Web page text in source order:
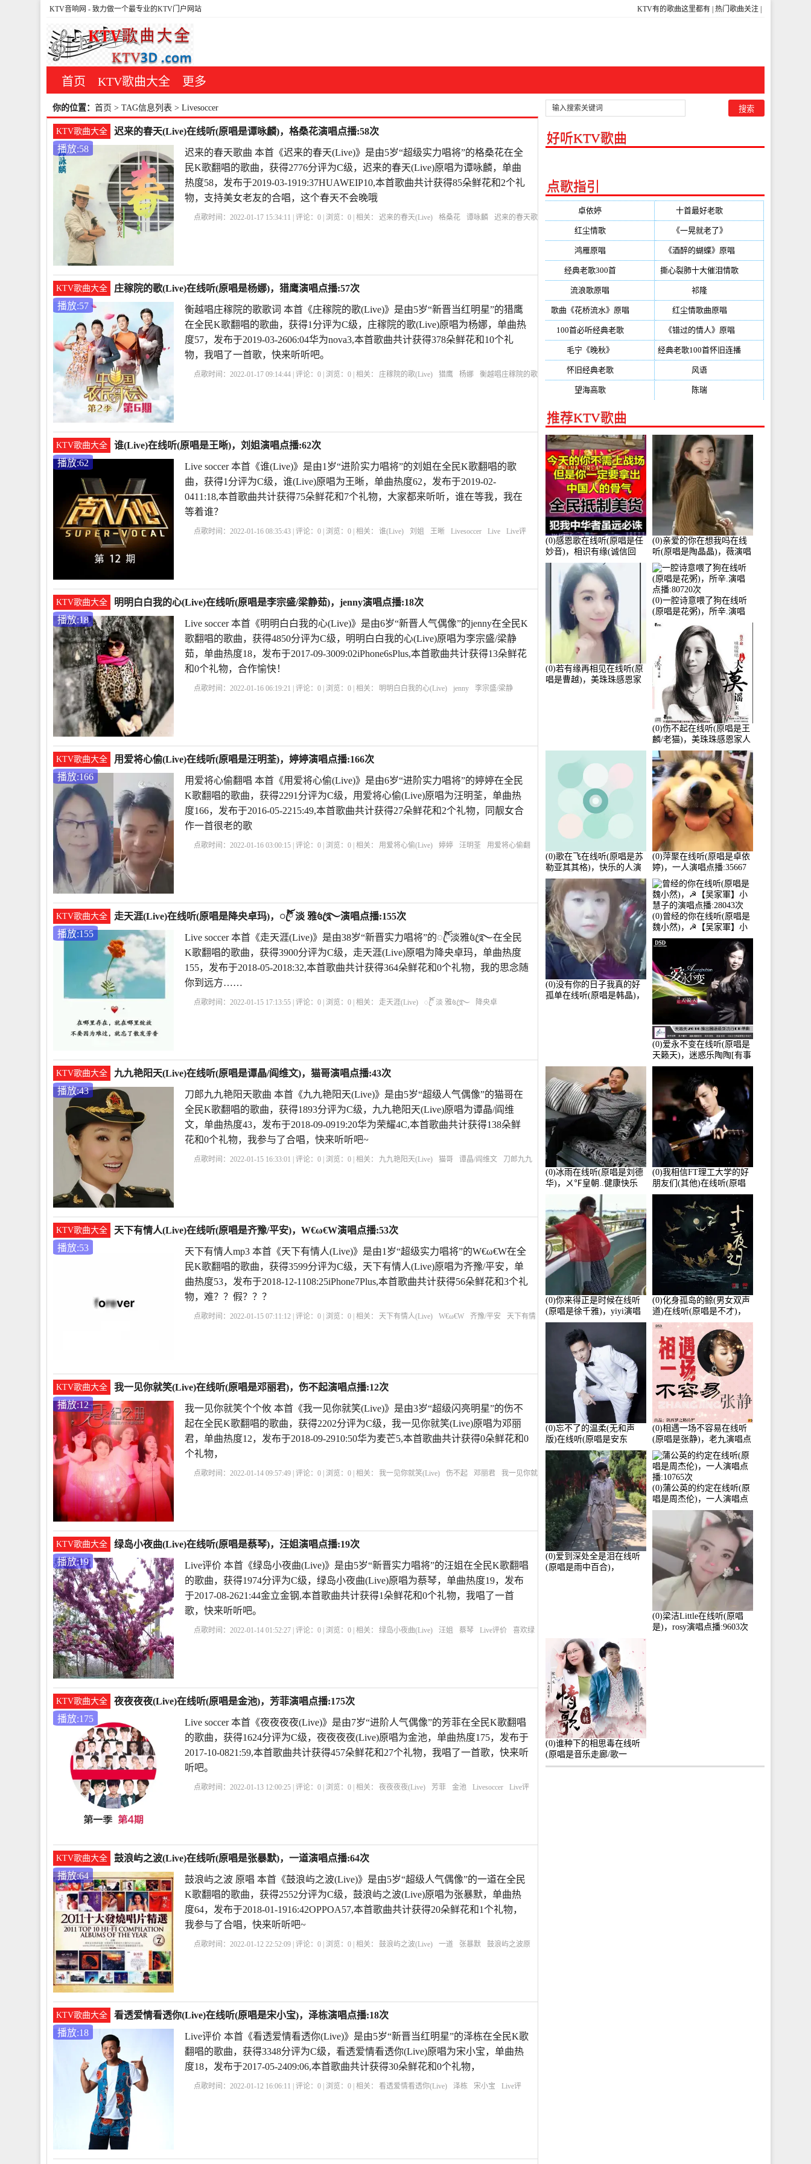
KTV有的歌曲这里都有 热门歌曲关注
KTV音响网 - 致力做一个最专业的KTV门户网站
首页 KTV歌曲大全 更多
你的位置： 首页 > TAG信息列表 > Livesoccer
KTV歌曲大全
迟来的春天(Live)在线听(原唱是谭咏麟)，格桑花演唱点播:58次
播放:58
迟来的春天歌曲 本首《迟来的春天(Live)》是由5岁“超级实力唱将”的格桑花在全
民K歌翻唱的歌曲，获得2776分评为C级，迟来的春天(Live)原唱为谭咏麟，单曲
热度58，发布于2019-03-1919:37HUAWEIP10,本首歌曲共计获得85朵鲜花和2个礼
物，支持美女老友的合唱，这个春天不会晚哦
点歌时间：2022-01-17 15:34:11 | 评论：0 | 浏览：0 | 相关： 迟来的春天(Live) 格桑花 谭咏麟
迟来的春天歌
KTV歌曲大全
庄稼院的歌(Live)在线听(原唱是杨娜)，猎鹰演唱点播:57次
播放:57
衡越唱庄稼院的歌歌词 本首《庄稼院的歌(Live)》是由5岁“新晋当红明星”的猎鹰
在全民K歌翻唱的歌曲，获得1分评为C级，庄稼院的歌(Live)原唱为杨娜，单曲热
度57，发布于2019-03-2606:04华为nova3,本首歌曲共计获得378朵鲜花和10个礼
物，我唱了一首歌，快来听听吧。
点歌时间：2022-01-17 09:14:44 | 评论：0 | 浏览：0 | 相关： 庄稼院的歌(Live) 猎鹰 杨娜
衡越唱庄稼院的歌
KTV歌曲大全
谁(Live)在线听(原唱是王晰)，刘姐演唱点播:62次
播放:62
Live soccer 本首《谁(Live)》是由1岁“进阶实力唱将”的刘姐在全民K歌翻唱的歌
曲，获得1分评为C级，谁(Live)原唱为王晰，单曲热度62，发布于2019-02-
0411:18,本首歌曲共计获得75朵鲜花和7个礼物，大家都来听听，谁在等我，我在
等着谁？
点歌时间：2022-01-16 08:35:43 | 评论：0 | 浏览：0 | 相关： 谁(Live) 刘姐 王晰 Livesoccer Live
Live评
KTV歌曲大全
明明白白我的心(Live)在线听(原唱是李宗盛/梁静茹)，jenny演唱点播:18次
播放:18
Live soccer 本首《明明白白我的心(Live)》是由6岁“新晋人气偶像”的jenny在全民K
歌翻唱的歌曲，获得4850分评为C级，明明白白我的心(Live)原唱为李宗盛/梁静
茹，单曲热度18，发布于2017-09-3009:02iPhone6sPlus,本首歌曲共计获得13朵鲜花
和0个礼物，合作愉快！
点歌时间：2022-01-16 06:19:21 | 评论：0 | 浏览：0 | 相关： 明明白白我的心(Live) jenny
李宗盛/梁静
KTV歌曲大全
用爱将心偷(Live)在线听(原唱是汪明荃)，婷婷演唱点播:166次
播放:166
用爱将心偷翻唱 本首《用爱将心偷(Live)》是由6岁“进阶实力唱将”的婷婷在全民
K歌翻唱的歌曲，获得2291分评为C级，用爱将心偷(Live)原唱为汪明荃，单曲热
度166，发布于2016-05-2215:49,本首歌曲共计获得27朵鲜花和2个礼物，同靓女合
作一首很老的歌
点歌时间：2022-01-16 03:00:15 | 评论：0 | 浏览：0 | 相关： 用爱将心偷(Live) 婷婷 汪明荃
用爱将心偷翻
KTV歌曲大全
走天涯(Live)在线听(原唱是降央卓玛)，ꦿ໊ོ 淡 雅꧔ꦿ࿐演唱点播:155次
播放:155
Live soccer 本首《走天涯(Live)》是由38岁“新晋实力唱将”的ꦿ໊ོ淡雅꧔ꦿ࿐在全民
K歌翻唱的歌曲，获得3900分评为C级，走天涯(Live)原唱为降央卓玛，单曲热度
155，发布于2018-05-2018:32,本首歌曲共计获得364朵鲜花和0个礼物，我的思念随
你到远方……
点歌时间：2022-01-15 17:13:55 | 评论：0 | 浏览：0 | 相关： 走天涯(Live) ꦿ໊ོ 淡 雅꧔ꦿ࿐
降央卓
KTV歌曲大全
九九艳阳天(Live)在线听(原唱是谭晶/阎维文)，猫哥演唱点播:43次
播放:43
刀郎九九艳阳天歌曲 本首《九九艳阳天(Live)》是由5岁“超级人气偶像”的猫哥在
全民K歌翻唱的歌曲，获得1893分评为C级，九九艳阳天(Live)原唱为谭晶/阎维
文，单曲热度43，发布于2018-09-0919:20华为荣耀4C,本首歌曲共计获得138朵鲜
花和0个礼物，我参与了合唱，快来听听吧~
点歌时间：2022-01-15 16:33:01 | 评论：0 | 浏览：0 | 相关： 九九艳阳天(Live) 猫哥 谭晶/阎维文
刀郎九九
KTV歌曲大全
天下有情人(Live)在线听(原唱是齐豫/平安)，W€ω€W演唱点播:53次
播放:53
天下有情人mp3 本首《天下有情人(Live)》是由1岁“超级实力唱将”的W€ω€W在全
民K歌翻唱的歌曲，获得3599分评为C级，天下有情人(Live)原唱为齐豫/平安，单
曲热度53，发布于2018-12-1108:25iPhone7Plus,本首歌曲共计获得56朵鲜花和3个礼
物，难？？假？？？
点歌时间：2022-01-15 07:11:12 | 评论：0 | 浏览：0 | 相关： 天下有情人(Live) W€ω€W 齐豫/平安
天下有情
KTV歌曲大全
我一见你就笑(Live)在线听(原唱是邓丽君)，伤不起演唱点播:12次
播放:12
我一见你就笑个个攸 本首《我一见你就笑(Live)》是由3岁“超级闪亮明星”的伤不
起在全民K歌翻唱的歌曲，获得2202分评为C级，我一见你就笑(Live)原唱为邓丽
君，单曲热度12，发布于2018-09-2910:50华为麦芒5,本首歌曲共计获得0朵鲜花和0
个礼物，
点歌时间：2022-01-14 09:57:49 | 评论：0 | 浏览：0 | 相关： 我一见你就笑(Live) 伤不起 邓丽君
我一见你就
KTV歌曲大全
绿岛小夜曲(Live)在线听(原唱是蔡琴)，汪姐演唱点播:19次
播放:19
Live评价 本首《绿岛小夜曲(Live)》是由5岁“新晋实力唱将”的汪姐在全民K歌翻唱
的歌曲，获得1974分评为C级，绿岛小夜曲(Live)原唱为蔡琴，单曲热度19，发布
于2017-08-2621:44金立金钢,本首歌曲共计获得1朵鲜花和0个礼物，我唱了一首
歌，快来听听吧。
点歌时间：2022-01-14 01:52:27 | 评论：0 | 浏览：0 | 相关： 绿岛小夜曲(Live) 汪姐 蔡琴 Live评价
喜欢绿
KTV歌曲大全
夜夜夜夜(Live)在线听(原唱是金池)，芳菲演唱点播:175次
播放:175
Live soccer 本首《夜夜夜夜(Live)》是由7岁“进阶人气偶像”的芳菲在全民K歌翻唱
的歌曲，获得1624分评为C级，夜夜夜夜(Live)原唱为金池，单曲热度175，发布于
2017-10-0821:59,本首歌曲共计获得457朵鲜花和27个礼物，我唱了一首歌，快来听
听吧。
点歌时间：2022-01-13 12:00:25 | 评论：0 | 浏览：0 | 相关： 夜夜夜夜(Live) 芳菲 金池 Livesoccer
Live评
KTV歌曲大全
鼓浪屿之波(Live)在线听(原唱是张暴默)，一道演唱点播:64次
播放:64
鼓浪屿之波 原唱 本首《鼓浪屿之波(Live)》是由5岁“超级人气偶像”的一道在全民
K歌翻唱的歌曲，获得2552分评为C级，鼓浪屿之波(Live)原唱为张暴默，单曲热
度64，发布于2018-01-1916:42OPPOA57,本首歌曲共计获得20朵鲜花和1个礼物，
我参与了合唱，快来听听吧~
点歌时间：2022-01-12 22:52:09 | 评论：0 | 浏览：0 | 相关： 鼓浪屿之波(Live) 一道 张暴默
鼓浪屿之波原
KTV歌曲大全
看透爱情看透你(Live)在线听(原唱是宋小宝)，泽栋演唱点播:18次
播放:18
Live评价 本首《看透爱情看透你(Live)》是由5岁“新晋当红明星”的泽栋在全民K歌
翻唱的歌曲，获得3348分评为C级，看透爱情看透你(Live)原唱为宋小宝，单曲热
度18，发布于2017-05-2409:06,本首歌曲共计获得30朵鲜花和0个礼物，
点歌时间：2022-01-12 16:06:11 | 评论：0 | 浏览：0 | 相关： 看透爱情看透你(Live) 泽栋 宋小宝
Live评
好听KTV歌曲
点歌指引
卓依婷 十首最好老歌
红尘情歌(296) 《一晃就老了》
鸿雁原唱 《酒醉的蝴蝶》原唱
经典老歌300首(203) 撕心裂肺十大催泪情歌
流浪歌原唱 祁隆
歌曲《花桥流水》原唱 红尘情歌曲原唱
100首必听经典老歌(150) 《错过的情人》原唱
毛宁《晚秋》 经典老歌100首怀旧连播
怀旧经典老歌(133) 风语
望海高歌(131) 陈瑞
推荐KTV歌曲
(0)感恩歌在线听(原唱是任
妙音)，相识有缘(诚信回
访)演唱点播:161288次
(0)亲爱的你在想我吗在线
听(原唱是陶晶晶)，薇演唱
点播:159722次
(0)若有缘再相见在线听(原
唱是曹越)，美珠珠感恩家
(0)一腔诗意喂了狗在线听
(原唱是花粥)，所辛.演唱
点播:80720次
(0)伤不起在线听(原唱是王
麟/老猫)，美珠珠感恩家人
演唱点播:80218次
(0)歌在飞在线听(原唱是苏
勒亚其其格)，快乐的人演
唱点播:36次
(0)萍聚在线听(原唱是卓依
婷)，一人演唱点播:35667
次
(0)没有你的日子我真的好
孤单在线听(原唱是韩晶)，
(0)曾经的你在线听(原唱是
魏小然)，☭【吴家軍】小
慧子的演唱点播:28043次
(0)爱永不变在线听(原唱是
天籁天)，迷惑乐陶陶[有事
暂离]演唱点播:27678次
(0)冰雨在线听(原唱是刘德
华)，ㄨ℉皇朝..健康快乐
演唱点播:26643次
(0)我相信FT理工大学的好
朋友们(其他)在线听(原唱
是杨培安)，老乔演唱点
播:23714次
(0)你来得正是时候在线听
(原唱是徐千雅)，yiyi演唱
点播:21991次
(0)化身孤岛的鲸(男女双声
道)在线听(原唱是不才)，
HGBai演唱点播:19428次
(0)忘不了的温柔(无和声
版)在线听(原唱是安东
阳)，老九演唱点播:17392
次
(0)相遇一场不容易在线听
(原唱是张静)，老九演唱点
播:11453次
(0)爱到深处全是泪在线听
(原唱是雨中百合)，
(0)蒲公英的约定在线听(原
唱是周杰伦)，一人演唱点
播:10765次
(0)梁洁Little在线听(原唱
是)，rosy演唱点播:9603次
(0)谁种下的相思毒在线听
(原唱是音乐走廊/歌一
生)，小群演唱点播:8975次